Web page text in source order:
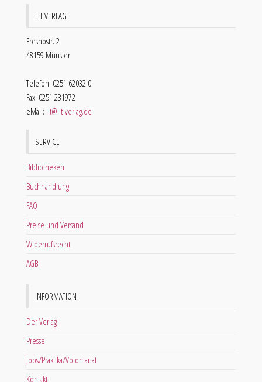
LIT VERLAG
Fresnostr. 2
48159 Münster
Telefon: 0251 62032 0
Fax: 0251 231972
eMail: lit@lit-verlag.de
SERVICE
Bibliotheken
Buchhandlung
FAQ
Preise und Versand
Widerrufsrecht
AGB
INFORMATION
Der Verlag
Presse
Jobs/Praktika/Volontariat
Kontakt